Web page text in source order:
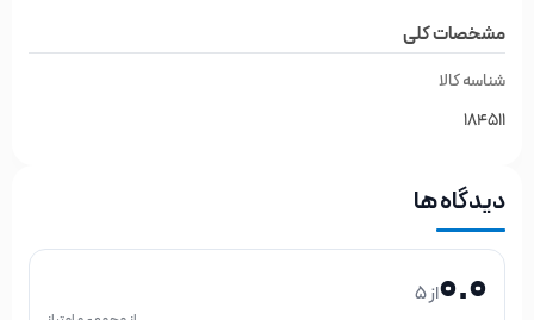
مشخصات کلی
شناسه کالا
184511
دیدگاه ها
0.0از 5